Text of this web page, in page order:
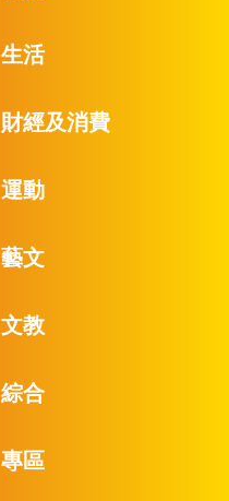
生活
財經及消費
運動
藝文
文教
綜合
專區